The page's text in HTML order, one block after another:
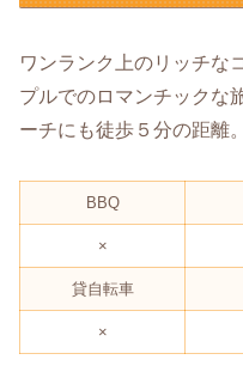
ワンランク上のリッチな
プルでのロマンチックな
ーチにも徒歩５分の距離。
BBQ
×
貸自転車
×